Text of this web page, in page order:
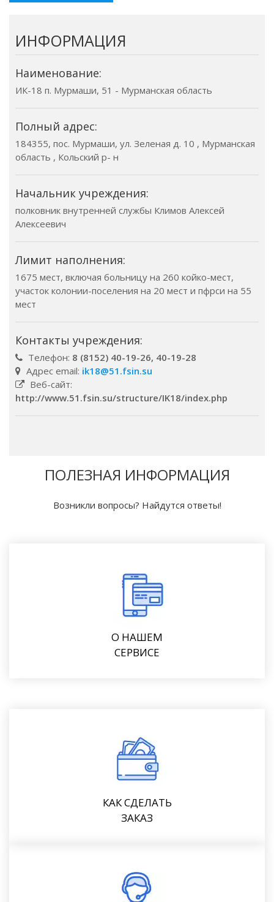
ИНФОРМАЦИЯ
Наименование:
ИК-18 п. Мурмаши, 51 - Мурманская область
Полный адрес:
184355, пос. Мурмаши, ул. Зеленая д. 10 , Мурманская
область , Кольский р- н
Начальник учреждения:
полковник внутренней службы Климов Алексей
Алексеевич
Лимит наполнения:
1675 мест, включая больницу на 260 койко-мест,
участок колонии-поселения на 20 мест и пфрси на 55
мест
Контакты учреждения:
Телефон: 8 (8152) 40-19-26, 40-19-28
Адрес email: ik18@51.fsin.su
Веб-сайт:
http://www.51.fsin.su/structure/IK18/index.php
ПОЛЕЗНАЯ ИНФОРМАЦИЯ
Возникли вопросы? Найдутся ответы!
О НАШЕМ
СЕРВИСЕ
КАК СДЕЛАТЬ
ЗАКАЗ